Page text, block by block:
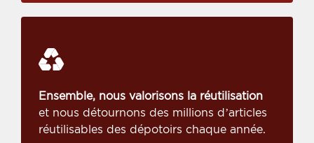
Ensemble, nous valorisons la réutilisation
et nous détournons des millions d’articles
réutilisables des dépotoirs chaque année.